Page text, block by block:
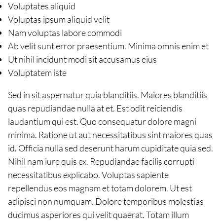
Voluptates aliquid
Voluptas ipsum aliquid velit
Nam voluptas labore commodi
Ab velit sunt error praesentium. Minima omnis enim et
Ut nihil incidunt modi sit accusamus eius
Voluptatem iste
Sed in sit aspernatur quia blanditiis. Maiores blanditiis
quas repudiandae nulla at et. Est odit reiciendis
laudantium qui est. Quo consequatur dolore magni
minima. Ratione ut aut necessitatibus sint maiores quas
id. Officia nulla sed deserunt harum cupiditate quia sed.
Nihil nam iure quis ex. Repudiandae facilis corrupti
necessitatibus explicabo. Voluptas sapiente
repellendus eos magnam et totam dolorem. Ut est
adipisci non numquam. Dolore temporibus molestias
ducimus asperiores qui velit quaerat. Totam illum